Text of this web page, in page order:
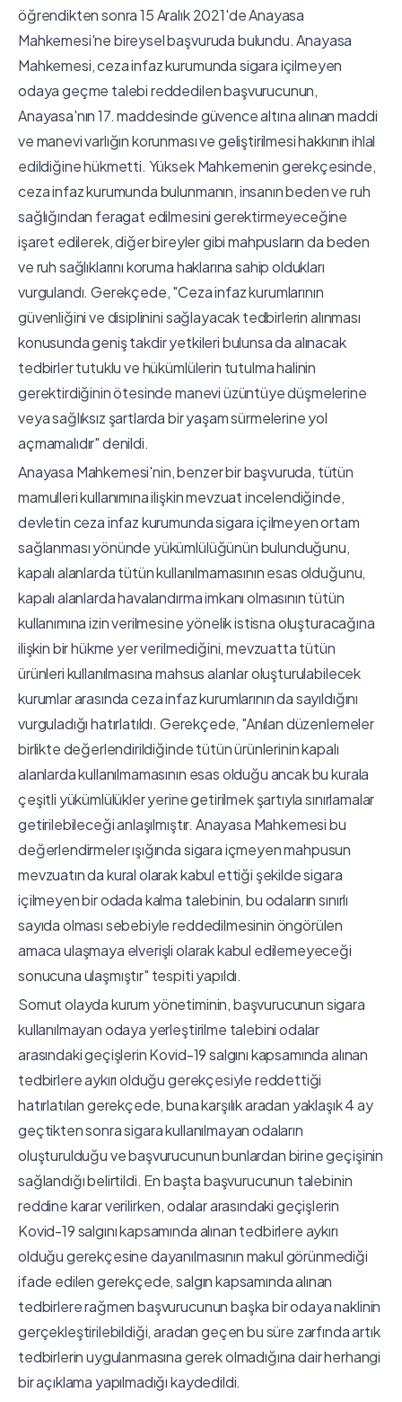
öğrendikten sonra 15 Aralık 2021'de Anayasa
Mahkemesi'ne bireysel başvuruda bulundu. Anayasa
Mahkemesi, ceza infaz kurumunda sigara içilmeyen
odaya geçme talebi reddedilen başvurucunun,
Anayasa'nın 17. maddesinde güvence altına alınan maddi
ve manevi varlığın korunması ve geliştirilmesi hakkının ihlal
edildiğine hükmetti. Yüksek Mahkemenin gerekçesinde,
ceza infaz kurumunda bulunmanın, insanın beden ve ruh
sağlığından feragat edilmesini gerektirmeyeceğine
işaret edilerek, diğer bireyler gibi mahpusların da beden
ve ruh sağlıklarını koruma haklarına sahip oldukları
vurgulandı. Gerekçede, "Ceza infaz kurumlarının
güvenliğini ve disiplinini sağlayacak tedbirlerin alınması
konusunda geniş takdir yetkileri bulunsa da alınacak
tedbirler tutuklu ve hükümlülerin tutulma halinin
gerektirdiğinin ötesinde manevi üzüntüye düşmelerine
veya sağlıksız şartlarda bir yaşam sürmelerine yol
açmamalıdır" denildi.
Anayasa Mahkemesi'nin, benzer bir başvuruda, tütün
mamulleri kullanımına ilişkin mevzuat incelendiğinde,
devletin ceza infaz kurumunda sigara içilmeyen ortam
sağlanması yönünde yükümlülüğünün bulunduğunu,
kapalı alanlarda tütün kullanılmamasının esas olduğunu,
kapalı alanlarda havalandırma imkanı olmasının tütün
kullanımına izin verilmesine yönelik istisna oluşturacağına
ilişkin bir hükme yer verilmediğini, mevzuatta tütün
ürünleri kullanılmasına mahsus alanlar oluşturulabilecek
kurumlar arasında ceza infaz kurumlarının da sayıldığını
vurguladığı hatırlatıldı. Gerekçede, "Anılan düzenlemeler
birlikte değerlendirildiğinde tütün ürünlerinin kapalı
alanlarda kullanılmamasının esas olduğu ancak bu kurala
çeşitli yükümlülükler yerine getirilmek şartıyla sınırlamalar
getirilebileceği anlaşılmıştır. Anayasa Mahkemesi bu
değerlendirmeler ışığında sigara içmeyen mahpusun
mevzuatın da kural olarak kabul ettiği şekilde sigara
içilmeyen bir odada kalma talebinin, bu odaların sınırlı
sayıda olması sebebiyle reddedilmesinin öngörülen
amaca ulaşmaya elverişli olarak kabul edilemeyeceği
sonucuna ulaşmıştır" tespiti yapıldı.
Somut olayda kurum yönetiminin, başvurucunun sigara
kullanılmayan odaya yerleştirilme talebini odalar
arasındaki geçişlerin Kovid-19 salgını kapsamında alınan
tedbirlere aykırı olduğu gerekçesiyle reddettiği
hatırlatılan gerekçede, buna karşılık aradan yaklaşık 4 ay
geçtikten sonra sigara kullanılmayan odaların
oluşturulduğu ve başvurucunun bunlardan birine geçişinin
sağlandığı belirtildi. En başta başvurucunun talebinin
reddine karar verilirken, odalar arasındaki geçişlerin
Kovid-19 salgını kapsamında alınan tedbirlere aykırı
olduğu gerekçesine dayanılmasının makul görünmediği
ifade edilen gerekçede, salgın kapsamında alınan
tedbirlere rağmen başvurucunun başka bir odaya naklinin
gerçekleştirilebildiği, aradan geçen bu süre zarfında artık
tedbirlerin uygulanmasına gerek olmadığına dair herhangi
bir açıklama yapılmadığı kaydedildi.